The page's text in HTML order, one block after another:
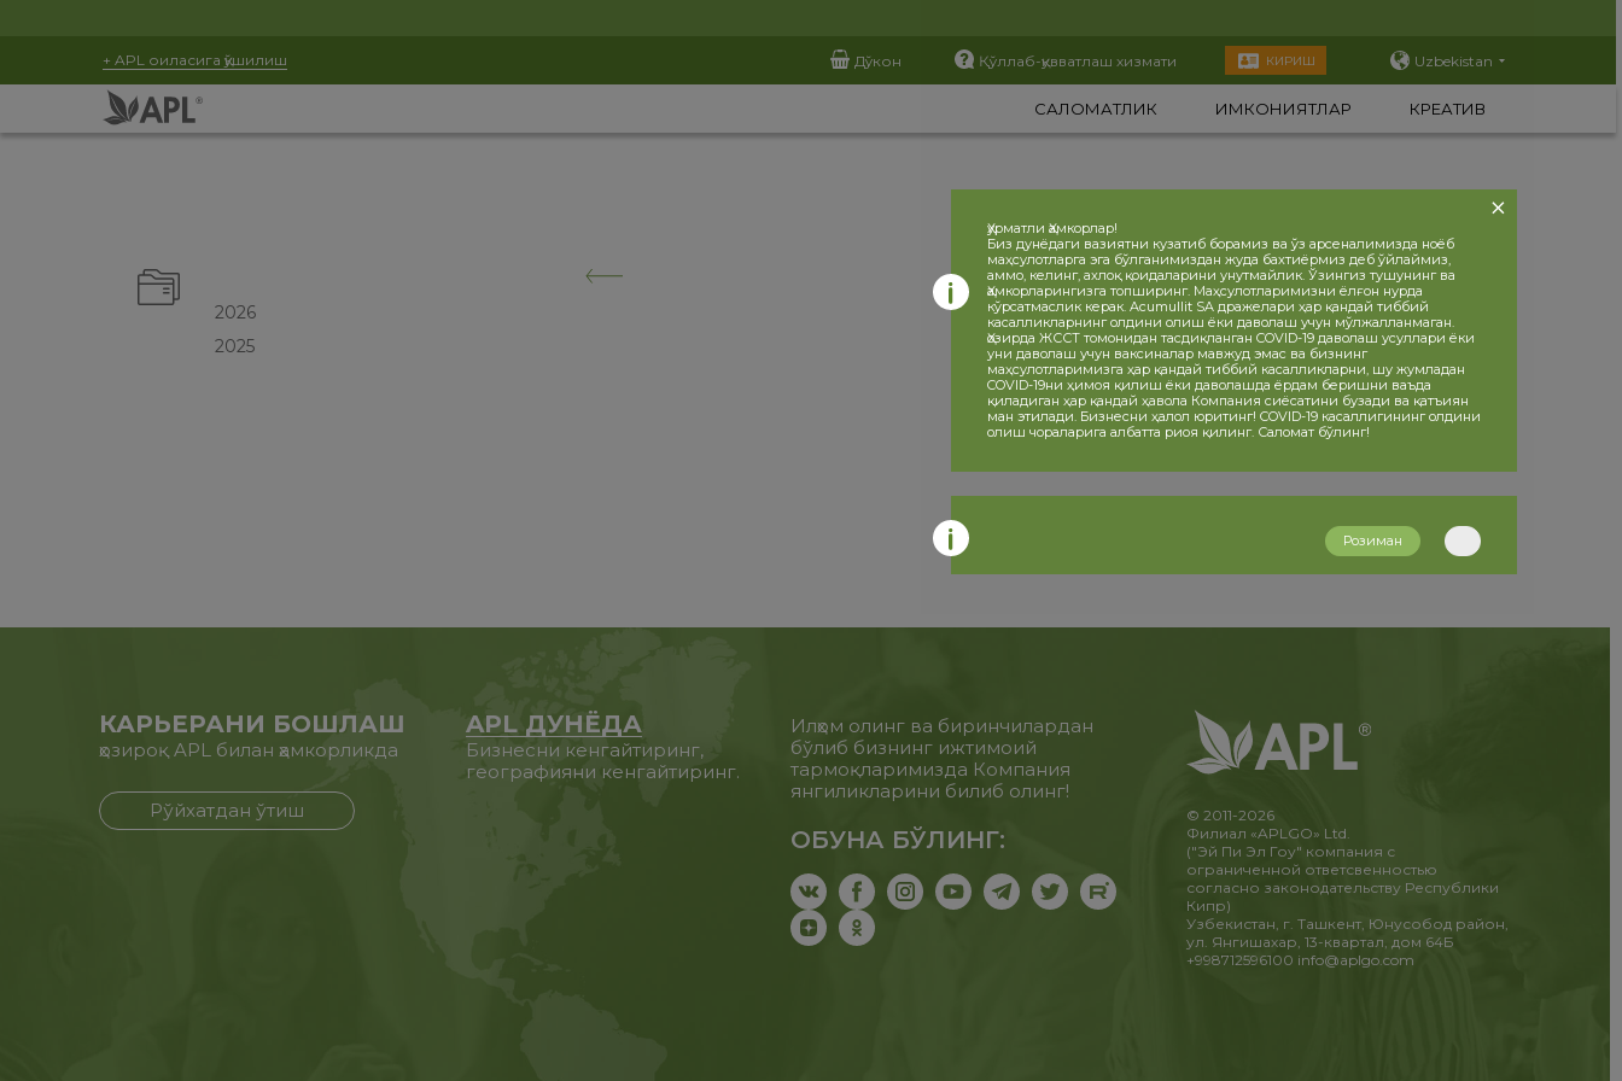
+ APL оиласига қўшилиш Дўкон Қўллаб-қувватлаш хизмати КИРИШ Uzbekistan
САЛОМАТЛИК ИМКОНИЯТЛАР КРЕАТИВ
2026
2025
КАРЬЕРАНИ БОШЛАШ
ҳозироқ APL билан ҳамкорликда
Рўйхатдан ўтиш
APL ДУНЁДА
Бизнесни кенгайтиринг,
географияни кенгайтиринг.
Илҳом олинг ва биринчилардан
бўлиб бизнинг ижтимоий
тармоқларимизда Компания
янгиликларини билиб олинг!
ОБУНА БЎЛИНГ:
© 2011-2026
Филиал «APLGO» Ltd.
("Эй Пи Эл Гоу" компания с
ограниченной ответсвенностью
согласно законодательству Республики
Кипр)
Узбекистан, г. Ташкент, Юнусобод район,
ул. Янгишахар, 13-квартал, дом 64Б
+998712596100 info@aplgo.com
Ҳурматли Ҳамкорлар!
Биз дунёдаги вазиятни кузатиб борамиз ва ўз арсеналимизда ноёб
маҳсулотларга эга бўлганимиздан жуда бахтиёрмиз деб ўйлаймиз,
аммо, келинг, ахлоқ қоидаларини унутмайлик. Ўзингиз тушунинг ва
Ҳамкорларингизга топширинг. Маҳсулотларимизни ёлғон нурда
кўрсатмаслик керак. Acumullit SA дражелари ҳар қандай тиббий
касалликларнинг олдини олиш ёки даволаш учун мўлжалланмаган.
Ҳозирда ЖССТ томонидан тасдиқланган COVID-19 даволаш усуллари ёки
уни даволаш учун ваксиналар мавжуд эмас ва бизнинг
маҳсулотларимизга ҳар қандай тиббий касалликларни, шу жумладан
COVID-19ни ҳимоя қилиш ёки даволашда ёрдам беришни ваъда
қиладиган ҳар қандай ҳавола Компания сиёсатини бузади ва қатъиян
ман этилади. Бизнесни ҳалол юритинг! COVID-19 касаллигининг олдини
олиш чораларига албатта риоя қилинг. Саломат бўлинг!
Розиман